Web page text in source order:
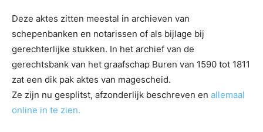
Deze aktes zitten meestal in archieven van
schepenbanken en notarissen of als bijlage bij
gerechterlijke stukken. In het archief van de
gerechtsbank van het graafschap Buren van 1590 tot 1811
zat een dik pak aktes van magescheid.
Ze zijn nu gesplitst, afzonderlijk beschreven en allemaal
online in te zien.